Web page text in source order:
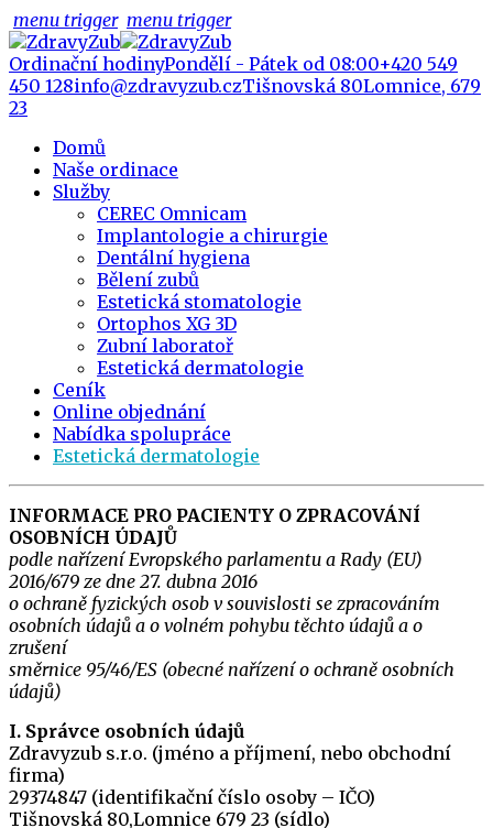
menu trigger menu trigger
Ordinační hodinyPondělí - Pátek od 08:00+420 549
450 128info@zdravyzub.czTišnovská 80Lomnice, 679
23
Domů
Naše ordinace
Služby
CEREC Omnicam
Implantologie a chirurgie
Dentální hygiena
Bělení zubů
Estetická stomatologie
Ortophos XG 3D
Zubní laboratoř
Estetická dermatologie
Ceník
Online objednání
Nabídka spolupráce
Estetická dermatologie
INFORMACE PRO PACIENTY O ZPRACOVÁNÍ
OSOBNÍCH ÚDAJŮ
podle nařízení Evropského parlamentu a Rady (EU)
2016/679 ze dne 27. dubna 2016
o ochraně fyzických osob v souvislosti se zpracováním
osobních údajů a o volném pohybu těchto údajů a o
zrušení
směrnice 95/46/ES (obecné nařízení o ochraně osobních
údajů)
I. Správce osobních údajů
Zdravyzub s.r.o. (jméno a příjmení, nebo obchodní
firma)
29374847 (identifikační číslo osoby – IČO)
Tišnovská 80,Lomnice 679 23 (sídlo)